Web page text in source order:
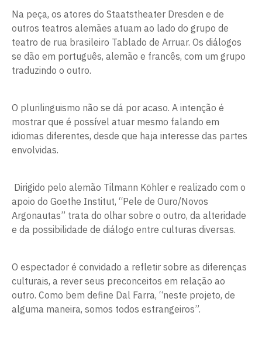
Na peça, os atores do Staatstheater Dresden e de
outros teatros alemães atuam ao lado do grupo de
teatro de rua brasileiro Tablado de Arruar. Os diálogos
se dão em português, alemão e francês, com um grupo
traduzindo o outro.
O plurilinguismo não se dá por acaso. A intenção é
mostrar que é possível atuar mesmo falando em
idiomas diferentes, desde que haja interesse das partes
envolvidas.
Dirigido pelo alemão Tilmann Köhler e realizado com o
apoio do Goethe Institut, “Pele de Ouro/Novos
Argonautas” trata do olhar sobre o outro, da alteridade
e da possibilidade de diálogo entre culturas diversas.
O espectador é convidado a refletir sobre as diferenças
culturais, a rever seus preconceitos em relação ao
outro. Como bem define Dal Farra, “neste projeto, de
alguma maneira, somos todos estrangeiros”.